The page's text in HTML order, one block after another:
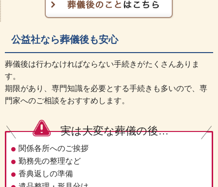
公益社なら葬儀後も安心
葬儀後は行わなければならない手続きがたくさんありま
す。
期限があり、専門知識を必要とする手続きも多いので、専
門家へのご相談をおすすめします。
実は大変な葬儀の後…
関係各所へのご挨拶
勤務先の整理など
香典返しの準備